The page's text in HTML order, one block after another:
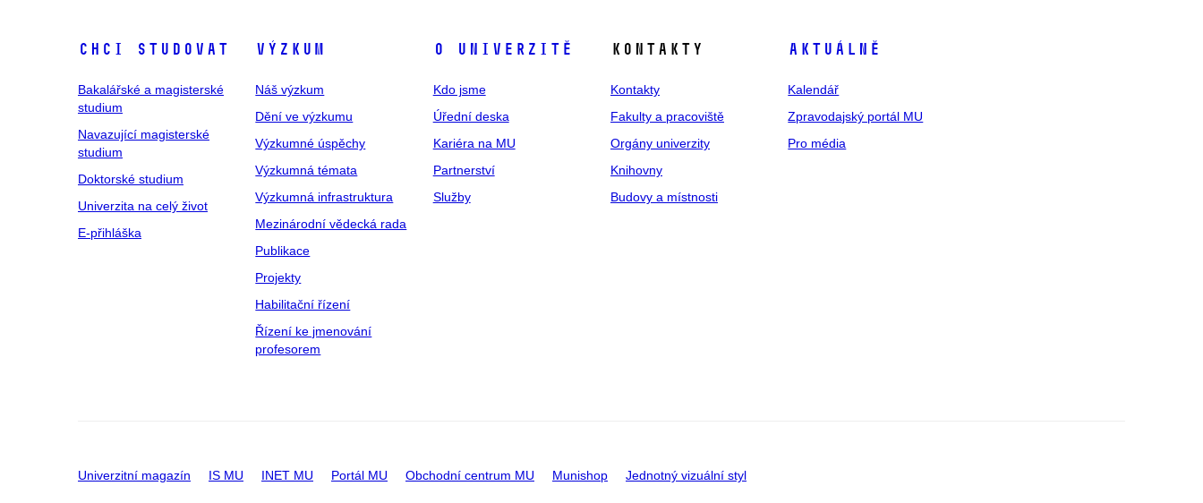
Chci studovat
Bakalářské a magisterské
studium
Navazující magisterské
studium
Doktorské studium
Univerzita na celý život
E-přihláška
Výzkum
Náš výzkum
Dění ve výzkumu
Výzkumné úspěchy
Výzkumná témata
Výzkumná infrastruktura
Mezinárodní vědecká rada
Publikace
Projekty
Habilitační řízení
Řízení ke jmenování
profesorem
O univerzitě
Kdo jsme
Úřední deska
Kariéra na MU
Partnerství
Služby
Kontakty
Kontakty
Fakulty a pracoviště
Orgány univerzity
Knihovny
Budovy a místnosti
Aktuálně
Kalendář
Zpravodajský portál MU
Pro média
Univerzitní magazín IS MU INET MU Portál MU Obchodní centrum MU Munishop Jednotný vizuální styl